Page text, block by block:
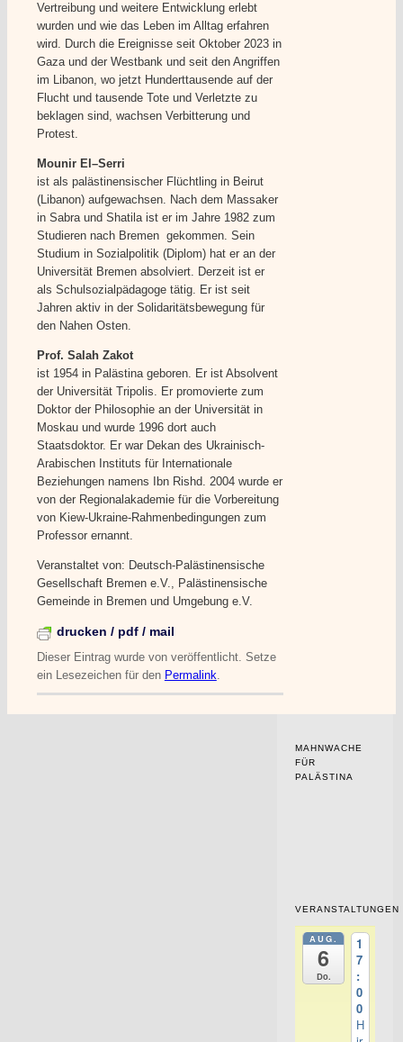
Vertreibung und weitere Entwicklung erlebt
wurden und wie das Leben im Alltag erfahren
wird. Durch die Ereignisse seit Oktober 2023 in
Gaza und der Westbank und seit den Angriffen
im Libanon, wo jetzt Hunderttausende auf der
Flucht und tausende Tote und Verletzte zu
beklagen sind, wachsen Verbitterung und
Protest.
Mounir El–Serri
ist als palästinensischer Flüchtling in Beirut
(Libanon) aufgewachsen. Nach dem Massaker
in Sabra und Shatila ist er im Jahre 1982 zum
Studieren nach Bremen gekommen. Sein
Studium in Sozialpolitik (Diplom) hat er an der
Universität Bremen absolviert. Derzeit ist er
als Schulsozialpädagoge tätig. Er ist seit
Jahren aktiv in der Solidaritätsbewegung für
den Nahen Osten.
Prof. Salah Zakot
ist 1954 in Palästina geboren. Er ist Absolvent
der Universität Tripolis. Er promovierte zum
Doktor der Philosophie an der Universität in
Moskau und wurde 1996 dort auch
Staatsdoktor. Er war Dekan des Ukrainisch-
Arabischen Instituts für Internationale
Beziehungen namens Ibn Rishd. 2004 wurde er
von der Regionalakademie für die Vorbereitung
von Kiew-Ukraine-Rahmenbedingungen zum
Professor ernannt.
Veranstaltet von: Deutsch-Palästinensische
Gesellschaft Bremen e.V., Palästinensische
Gemeinde in Bremen und Umgebung e.V.
drucken / pdf / mail
Dieser Eintrag wurde von veröffentlicht. Setze
ein Lesezeichen für den Permalink.
MAHNWACHE
FÜR
PALÄSTINA
VERANSTALTUNGEN
AUG.
6
Do.
1
7
:
0
0
H